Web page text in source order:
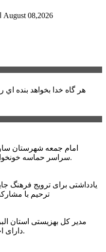
August 08,2026
هر گاه خدا بخواهد بنده اي
امام جمعه شهرستان
سراسر حماسه خونخواهی و مرگ بر آمریکا و اسرائیل بود.
یادداشتی برای ترویج فرهنگ
ترحیم با
دارای اختلالات بینایی در این استان خبر داد.